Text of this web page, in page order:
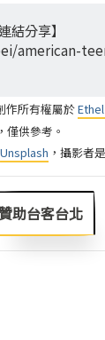
結分享】
american-
作所有權屬於
僅供參考。
Unsplash ，攝影者是
助台客台北